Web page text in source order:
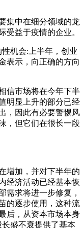
集中在细分领域的龙
受益于疫情的企业。
机会:上半年，创业
表示，向正确的方向
信市场将在今年下半
明显上升的部分已经
，因此有必要警惕风
，但它们在很长一段
增加，并对下半年的
经济活动已经基本恢
需求将进一步修复，
的逐步使用，这种流
后，从资本市场本身
盛不衰提供了基本